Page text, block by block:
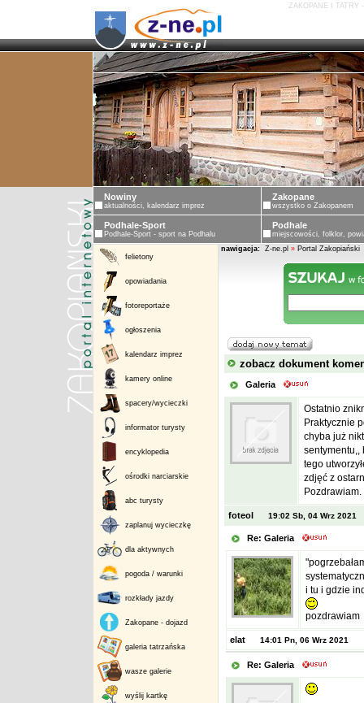
ZAKOPANE I TATRY
Nowiny
aktualności, kalendarz imprez
Zakopane
wszystko o Zakopanem
Podhale-Sport
Podhale-Sport - sport na Podhalu
Podhale
miejscowości, folklor,
felietony
opowiadania
fotoreportaże
ogłoszenia
kalendarz imprez
kamery online
spacery/wycieczki
informator turysty
encyklopedia
ośrodki narciarskie
abc turysty
zaplanuj wycieczkę
dla aktywnych
pogoda / warunki
rozkłady jazdy
Zakopane - dojazd
galeria tatrzańska
wasze galerie
wyślij kartkę
nawigacja: Z-ne.pl » Portal Zakopiański
zobacz dokument
Galeria
Ostatnio
Praktycznie
chyba już
sentymentu,,
tego
zdjęć z
Pozdrawiam.
foteol 19:02 Sb, 04 Wrz 2021
Re: Galeria
i tu i gdzie
pozdrawiam
elat 14:01 Pn, 06 Wrz 2021
Re: Galeria